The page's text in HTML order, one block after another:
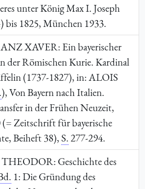
unter König Max I. Joseph
bis 1825, München 1933.
XAVER: Ein bayerischer
der Römischen Kurie. Kardinal
(1737-1827), in:ALOIS
), Von Bayern nach Italien.
in der Frühen Neuzeit,
Zeitschrift für bayerische
Beiheft 38),S.277-294.
Geschichte des
1: Die Gründung des